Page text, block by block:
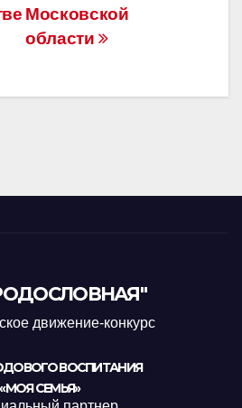
Московской
области
движение-конкурс
ВОСПИТАНИЯ
«МОЯ СЕМЬЯ»